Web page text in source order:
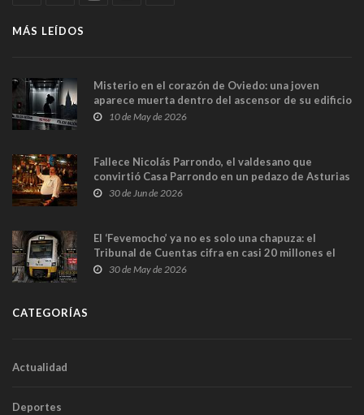
MÁS LEÍDOS
Misterio en el corazón de Oviedo: una joven
aparece muerta dentro del ascensor de su edificio
y las cámaras captan sus últimos minutos
10 de May de 2026
Fallece Nicolás Parrondo, el valdesano que
convirtió Casa Parrondo en un pedazo de Asturias
en Madrid
30 de Jun de 2026
El ‘Fevemocho’ ya no es solo una chapuza: el
Tribunal de Cuentas cifra en casi 20 millones el
sobrecoste de los trenes que no cabían por los
30 de May de 2026
CATEGORÍAS
Actualidad
Deportes